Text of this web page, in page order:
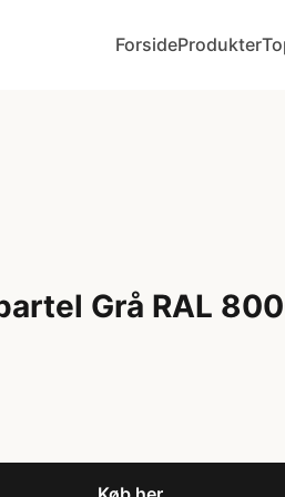
ForsideProdukter
Grå RAL